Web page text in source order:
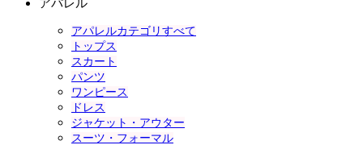
アパレル
アパレルカテゴリすべて
トップス
スカート
パンツ
ワンピース
ドレス
ジャケット・アウター
スーツ・フォーマル